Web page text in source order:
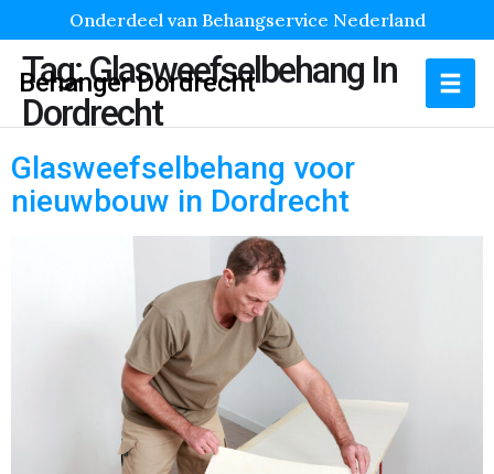
Onderdeel van Behangservice Nederland
Behanger Dordrecht
Tag:Glasweefselbehang In
Dordrecht
Glasweefselbehang voor
nieuwbouw in Dordrecht